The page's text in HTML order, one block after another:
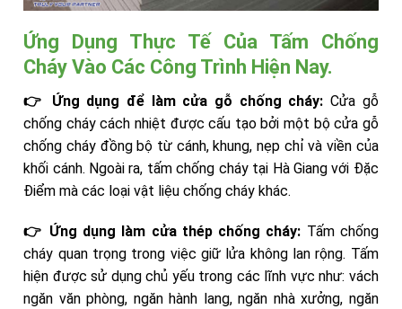
Ứng Dụng Thực Tế Của Tấm Chống
Cháy Vào Các Công Trình Hiện Nay.
👉 Ứng dụng để làm cửa gỗ chống cháy: Cửa gỗ
chống cháy cách nhiệt được cấu tạo bởi một bộ cửa gỗ
chống cháy đồng bộ từ cánh, khung, nẹp chỉ và viền của
khối cánh. Ngoài ra, tấm chống cháy tại Hà Giang với Đặc
Điểm mà các loại vật liệu chống cháy khác.
👉 Ứng dụng làm cửa thép chống cháy: Tấm chống
cháy quan trọng trong việc giữ lửa không lan rộng. Tấm
hiện được sử dụng chủ yếu trong các lĩnh vực như: vách
ngăn văn phòng, ngăn hành lang, ngăn nhà xưởng, ngăn